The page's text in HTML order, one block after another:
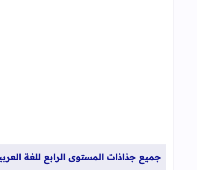
جميع جذاذات المستوى الرابع للغة